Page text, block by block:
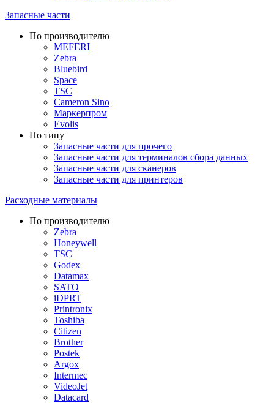
Запасные части
По производителю
MEFERI
Zebra
Bluebird
Space
TSC
Cameron Sino
Маркерпром
Evolis
По типу
Запасные части для прочего
Запасные части для терминалов сбора данных
Запасные части для сканеров
Запасные части для принтеров
Расходные материалы
По производителю
Zebra
Honeywell
TSC
Godex
Datamax
SATO
iDPRT
Printronix
Toshiba
Citizen
Brother
Postek
Argox
Intermec
VideoJet
Datacard